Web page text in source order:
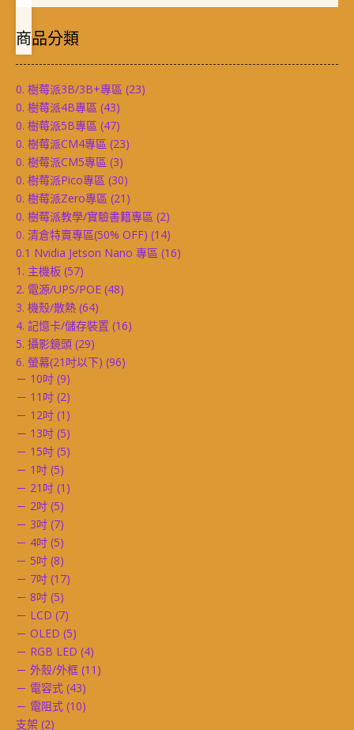
商品分類
0. 樹莓派3B/3B+專區 (23)
0. 樹莓派4B專區 (43)
0. 樹莓派5B專區 (47)
0. 樹莓派CM4專區 (23)
0. 樹莓派CM5專區 (3)
0. 樹莓派Pico專區 (30)
0. 樹莓派Zero專區 (21)
0. 樹莓派教學/實驗書籍專區 (2)
0. 清倉特賣專區(50% OFF) (14)
0.1 Nvidia Jetson Nano 專區 (16)
1. 主機板 (57)
2. 電源/UPS/POE (48)
3. 機殼/散熱 (64)
4. 記憶卡/儲存裝置 (16)
5. 攝影鏡頭 (29)
6. 螢幕(21吋以下) (96)
－ 10吋 (9)
－ 11吋 (2)
－ 12吋 (1)
－ 13吋 (5)
－ 15吋 (5)
－ 1吋 (5)
－ 21吋 (1)
－ 2吋 (5)
－ 3吋 (7)
－ 4吋 (5)
－ 5吋 (8)
－ 7吋 (17)
－ 8吋 (5)
－ LCD (7)
－ OLED (5)
－ RGB LED (4)
－ 外殼/外框 (11)
－ 電容式 (43)
－ 電阻式 (10)
支架 (2)